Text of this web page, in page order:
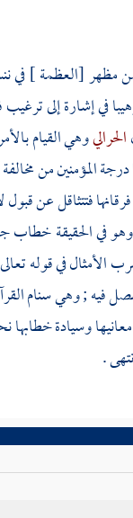
[العظمة ] في
في إشارة إلى
الحراليوهي القيام
المؤمنين من
فتتثاقل عن
في الحقيقة خطاب
الأمثال في قوله
فيه ; وهي سنام
وسيادة خطابها
.